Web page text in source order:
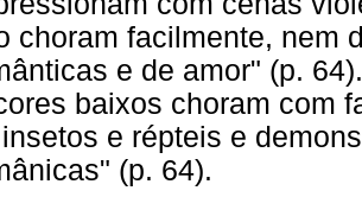
choram facilmente, nem
e de amor" (p.
baixos choram com
e répteis e
(p. 64).